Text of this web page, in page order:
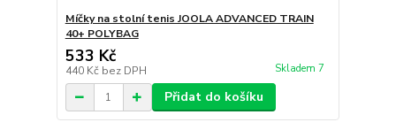
Míčky na stolní tenis JOOLA ADVANCED TRAIN
40+ POLYBAG
533 Kč
440 Kč bez DPH Skladem 7
Přidat do košíku